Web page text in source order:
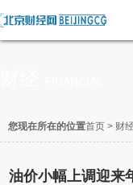
您现在所在的位置首页 > 财
油价小幅上调迎来